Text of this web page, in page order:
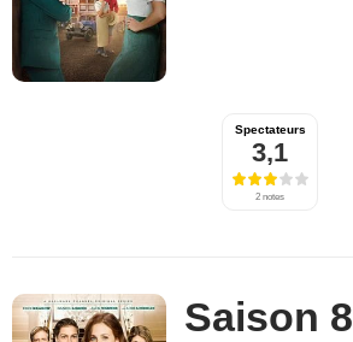
Spectateurs
3,1
2 notes
Saison 8